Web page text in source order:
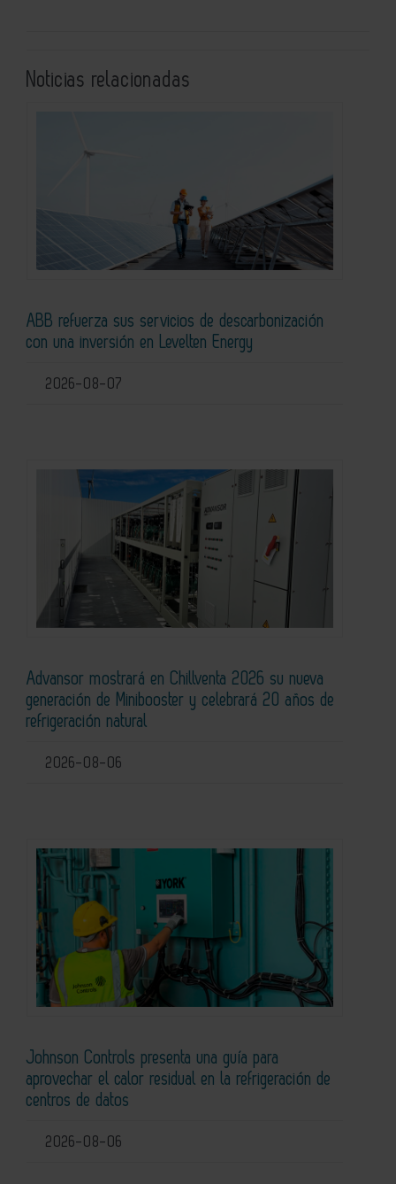
Noticias relacionadas
ABB refuerza sus servicios de descarbonización
con una inversión en Levelten Energy
2026-08-07
Advansor mostrará en Chillventa 2026 su nueva
generación de Minibooster y celebrará 20 años de
refrigeración natural
2026-08-06
Johnson Controls presenta una guía para
aprovechar el calor residual en la refrigeración de
centros de datos
2026-08-06